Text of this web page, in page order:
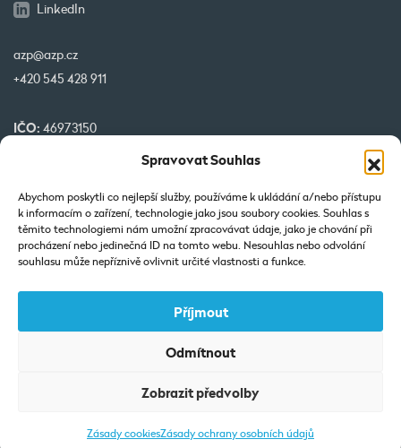
Spravovat Souhlas
Abychom poskytli co nejlepší služby, používáme k ukládání a/nebo přístupu
k informacím o zařízení, technologie jako jsou soubory cookies. Souhlas s
těmito technologiemi nám umožní zpracovávat údaje, jako je chování při
procházení nebo jedinečná ID na tomto webu. Nesouhlas nebo odvolání
souhlasu může nepříznivě ovlivnit určité vlastnosti a funkce.
Příjmout
Odmítnout
Zobrazit předvolby
Zásady cookiesZásady ochrany osobních údajů
LinkedIn
azp@azp.cz
+420 545 428 911
IČO: 46973150
Naše projekty spolufinancované EU